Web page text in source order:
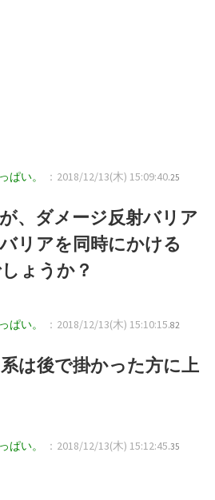
ぱい。 ：2018/12/13(木) 15:09:40.25
、ダメージ反射バリア
リアを同時にかける
ょうか？
ぱい。 ：2018/12/13(木) 15:10:15.82
は後で掛かった方に上
ぱい。 ：2018/12/13(木) 15:12:45.35